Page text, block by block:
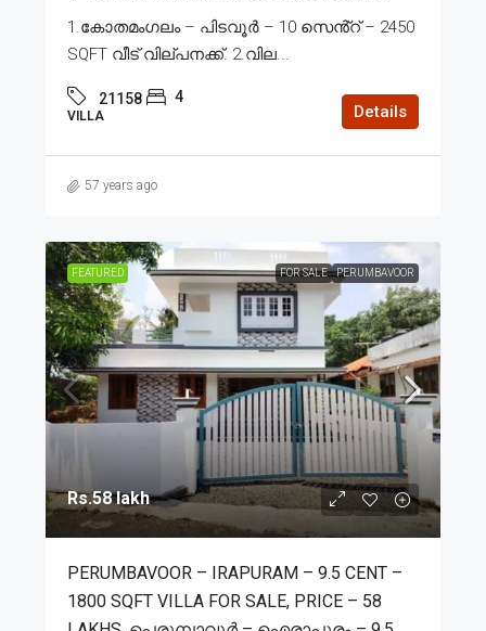
1.കോതമംഗലം – പിടവൂർ – 10 സെൻ്റ് – 2450
SQFT വീട് വില്പനക്ക്. 2.വില...
21158 4
VILLA Details
57 years ago
FEATURED FOR SALE PERUMBAVOOR
Rs.58 lakh
PERUMBAVOOR – IRAPURAM – 9.5 CENT –
1800 SQFT VILLA FOR SALE, PRICE – 58